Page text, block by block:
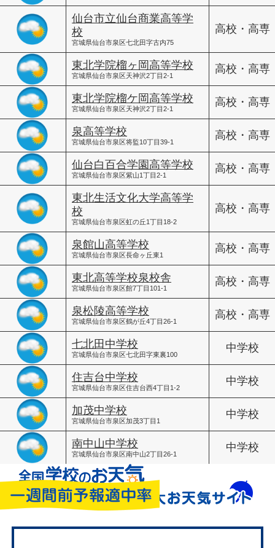
仙台市立仙台商業高等学
校
宮城県仙台市泉区七北田字古内75
高校・高専
東北学院榴ヶ岡高等学校
宮城県仙台市泉区天神沢2丁目2-1
高校・高専
東北学院榴ケ岡高等学校
宮城県仙台市泉区天神沢2丁目2-1
高校・高専
泉高等学校
宮城県仙台市泉区将監10丁目39-1
高校・高専
仙台白百合学園高等学校
宮城県仙台市泉区紫山1丁目2-1
高校・高専
東北生活文化大学高等学
校
宮城県仙台市泉区虹の丘1丁目18-2
高校・高専
泉館山高等学校
宮城県仙台市泉区長命ヶ丘東1
高校・高専
東北高等学校泉校舎
宮城県仙台市泉区館7丁目101-1
高校・高専
泉松陵高等学校
宮城県仙台市泉区鶴が丘4丁目26-1
高校・高専
七北田中学校
宮城県仙台市泉区七北田字東裏100
中学校
住吉台中学校
宮城県仙台市泉区住吉台西4丁目1-2
中学校
加茂中学校
宮城県仙台市泉区加茂3丁目1
中学校
南中山中学校
宮城県仙台市泉区南中山2丁目26-1
中学校